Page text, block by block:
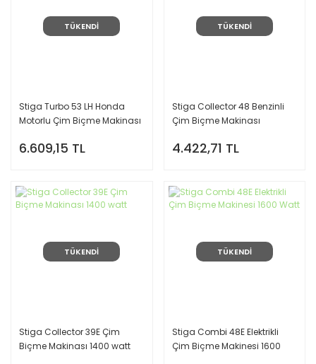
TÜKENDİ
Stiga Turbo 53 LH Honda
Motorlu Çim Biçme Makinası
6.609,15 TL
TÜKENDİ
Stiga Collector 48 Benzinli
Çim Biçme Makinası
4.422,71 TL
TÜKENDİ
Stiga Collector 39E Çim
Biçme Makinası 1400 watt
TÜKENDİ
Stiga Combi 48E Elektrikli
Çim Biçme Makinesi 1600